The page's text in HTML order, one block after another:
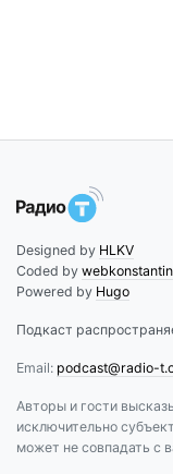
Designed by HLKV
Coded by webkonstantin
Powered by Hugo
Подкаст
Email: podcast@radio-
Авторы и гости
исключительно
может не совпадать с